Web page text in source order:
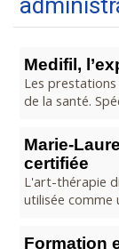
Medifil,
Les
de la santé.
Marie-
certifiée
L'art-thérapie
utilisée comme
Formation